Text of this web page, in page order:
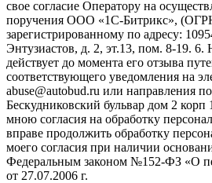
свое согласие Оператору на
поручения ООО «1С-Битрикс»,
зарегистрированному по адресу:
Энтузиастов, д. 2, эт.13, пом. 8-19. 6.
действует до момента его отзыва
соответствующего уведомления на
abuse@autobud.ru или направления
Бескудниковский бульвар дом 2 корп
мною согласия на обработку
вправе продолжить обработку
моего согласия при наличии
Федеральным законом №152-ФЗ «О
от 27.07.2006 г.